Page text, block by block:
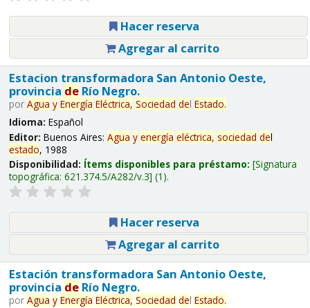
Hacer reserva
Agregar al carrito
Estacion transformadora San Antonio Oeste,
provincia deRío Negro.
por Agua y Energía Eléctrica, Sociedad del Estado.
Idioma: Español
Editor: Buenos Aires: Agua y energía eléctrica, sociedad del
estado, 1988
Disponibilidad: Ítems disponibles para préstamo: Signatura
topográfica: 621.374.5/A282/v.3 (1).
Hacer reserva
Agregar al carrito
Estación transformadora San Antonio Oeste,
provincia deRío Negro.
por Agua y Energía Eléctrica, Sociedad del Estado.